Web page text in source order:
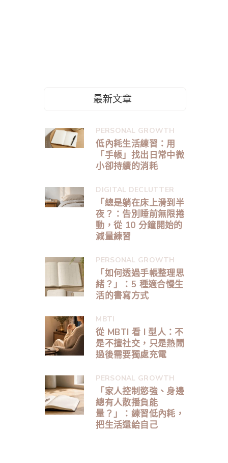
最新文章
PERSONAL GROWTH
低內耗生活練習：用
「手帳」找出日常中微
小卻持續的消耗
DIGITAL DECLUTTER
「總是躺在床上滑到半
夜？：告別睡前無限捲
動，從 10 分鐘開始的
減量練習
PERSONAL GROWTH
「如何透過手帳整理思
緒？」：5 種適合慢生
活的書寫方式
MBTI
從 MBTI 看 I 型人：不
是不擅社交，只是熱鬧
過後需要獨處充電
PERSONAL GROWTH
「家人控制慾強、身邊
總有人散播負能
量？」：練習低內耗，
把生活還給自己